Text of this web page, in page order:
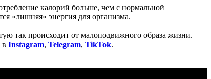
калорий больше, чем с нормальной
«лишняя» энергия для организма.
так происходит от малоподвижного образа жизни.
в Instagram, Telegram, TikTok.